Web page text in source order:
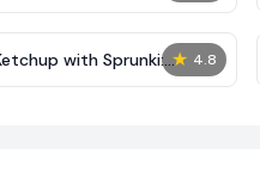
★ 4.8
with Sprunki:
Edition